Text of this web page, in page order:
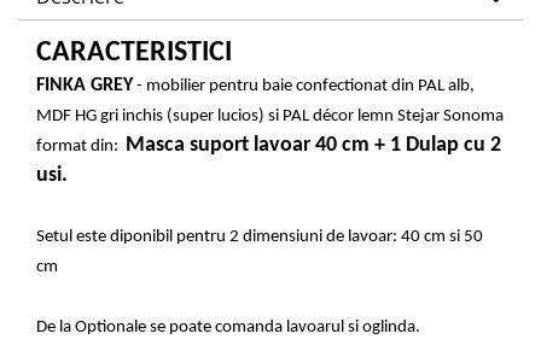
CARACTERISTICI
FINKA GREY - mobilier pentru baie confectionat din PAL alb,
MDF HG gri inchis (super lucios) si PAL décor lemn Stejar Sonoma
format din:
Masca suport lavoar 40 cm + 1 Dulap cu 2
usi.
Setul este diponibil pentru 2 dimensiuni de lavoar: 40 cm si 50
cm
De la Optionale se poate comanda lavoarul si oglinda.